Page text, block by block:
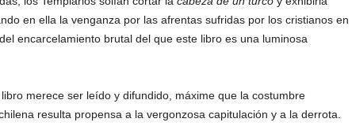
en ella la venganza por las afrentas sufridas por los cristianos en
encarcelamiento brutal del que este libro es una luminosa
merece ser leído y difundido, máxime que la costumbre
resulta propensa a la vergonzosa capitulación y a la derrota.